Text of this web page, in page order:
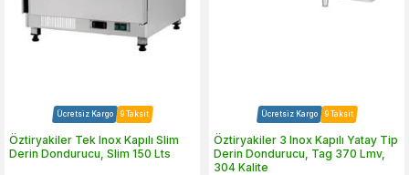
Ücretsiz Kargo 9 Taksit
Öztiryakiler Tek Inox Kapılı Slim
Derin Dondurucu, Slim 150 Lts
Ücretsiz Kargo 9 Taksit
Öztiryakiler 3 Inox Kapılı Yatay Tip
Derin Dondurucu, Tag 370 Lmv,
304 Kalite